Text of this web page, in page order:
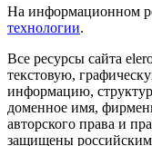
На информационном
технологии.
Все ресурсы сайта
текстовую,
информацию,
доменное имя,
авторского права и
защищены